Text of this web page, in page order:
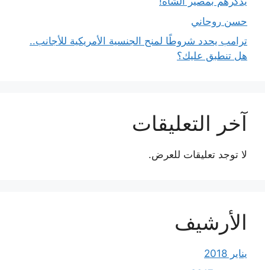
حسن روحاني
ترامب يحدد شروطًا لمنح الجنسية الأمريكية للأجانب..
هل تنطبق عليك؟
آخر التعليقات
لا توجد تعليقات للعرض.
الأرشيف
يناير 2018